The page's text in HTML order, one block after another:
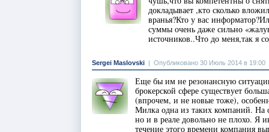
докладывает ,кто сколько
вранья?Кто у вас
суммы очень даже сильно
источников..Что до меня,так я
Sergei Maslovski Опубликовано 30 Июль 2014 в 19:00
Еще бы им не резонансную
брокерской сфере существует
(впрочем, и не новые тоже),
Милка одна из таких компаний. На
но и в реале довольно не плохо. Я
течение этого времени компания